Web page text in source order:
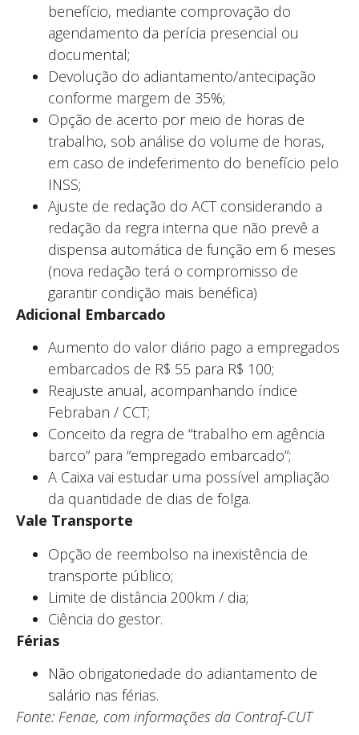
benefício, mediante comprovação do
agendamento da perícia presencial ou
documental;
Devolução do adiantamento/antecipação
conforme margem de 35%;
Opção de acerto por meio de horas de
trabalho, sob análise do volume de horas,
em caso de indeferimento do benefício pelo
INSS;
Ajuste de redação do ACT considerando a
redação da regra interna que não prevê a
dispensa automática de função em 6 meses
(nova redação terá o compromisso de
garantir condição mais benéfica)
Adicional Embarcado
Aumento do valor diário pago a empregados
embarcados de R$ 55 para R$ 100;
Reajuste anual, acompanhando índice
Febraban / CCT;
Conceito da regra de “trabalho em agência
barco” para “empregado embarcado”;
A Caixa vai estudar uma possível ampliação
da quantidade de dias de folga.
Vale Transporte
Opção de reembolso na inexistência de
transporte público;
Limite de distância 200km / dia;
Ciência do gestor.
Férias
Não obrigatoriedade do adiantamento de
salário nas férias.
Fonte: Fenae, com informações da Contraf-CUT